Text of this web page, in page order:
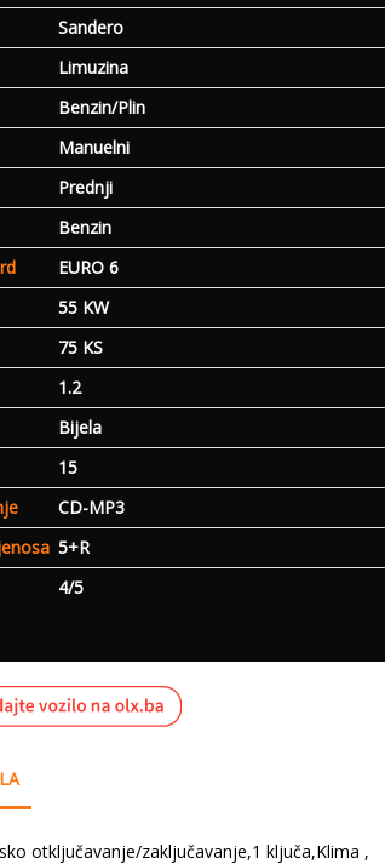
Sandero
Limuzina
Benzin/Plin
Manuelni
Prednji
Benzin
EURO 6
55 KW
75 KS
1.2
Bijela
15
CD-MP3
5+R
4/5
otključavanje/zaključavanje,1 ključa,Klima ,